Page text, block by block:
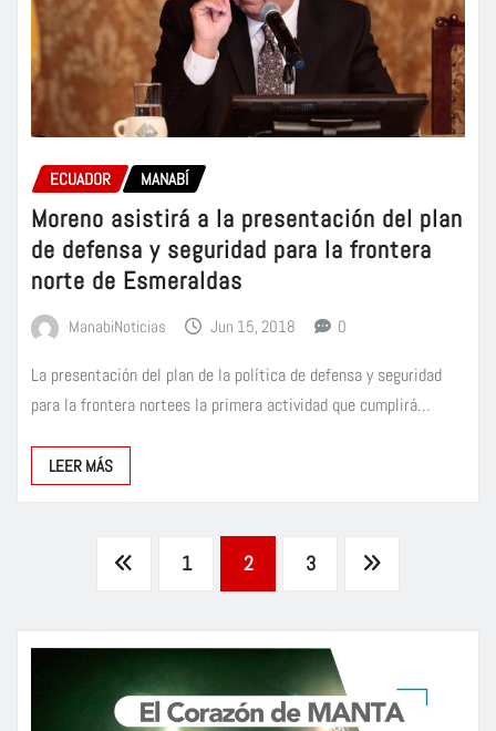
ECUADOR MANABÍ
Moreno asistirá a la presentación del plan
de defensa y seguridad para la frontera
norte de Esmeraldas
ManabiNoticias Jun 15, 2018 0
La presentación del plan de la política de defensa y seguridad
para la frontera nortees la primera actividad que cumplirá…
LEER MÁS
Paginación
de
entradas
1 2 3